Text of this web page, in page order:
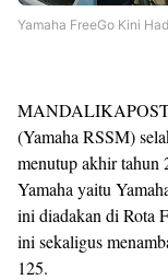
Yamaha FreeGo Kini
(Yamaha RSSM)
menutup akhir tahun
Yamaha yaitu
ini diadakan di Rota
ini sekaligus
125.